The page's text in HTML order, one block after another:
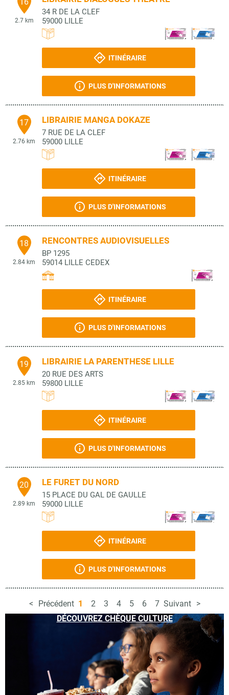
2.7 km
34 R DE LA CLEF
59000 LILLE
ITINÉRAIRE
PLUS D'INFORMATIONS
17
2.76 km
LIBRAIRIE MANGA DOKAZE
7 RUE DE LA CLEF
59000 LILLE
ITINÉRAIRE
PLUS D'INFORMATIONS
18
2.84 km
RENCONTRES AUDIOVISUELLES
BP 1295
59014 LILLE CEDEX
ITINÉRAIRE
PLUS D'INFORMATIONS
19
2.85 km
LIBRAIRIE LA PARENTHESE LILLE
20 RUE DES ARTS
59800 LILLE
ITINÉRAIRE
PLUS D'INFORMATIONS
20
2.89 km
LE FURET DU NORD
15 PLACE DU GAL DE GAULLE
59000 LILLE
ITINÉRAIRE
PLUS D'INFORMATIONS
Précédent 1 2 3 4 5 6 7 Suivant
DÉCOUVREZ CHÈQUE CULTURE